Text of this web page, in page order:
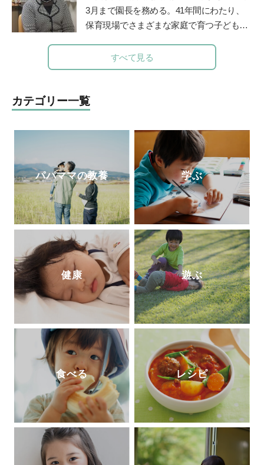
る。
http://kageyamahideo.com/
どもは幸せに育ちます』（小学館）、親向
けに『保育歴50年！愛子さんの子育てお悩
は、「みんなの学校」の木村泰子さんとの
対談『保育も教育も「教える」から「学
ごの木」HP
3月まで園長を務める。41年間にわたり、
保育現場でさまざまな家庭で育つ子どもと
定評がある。豊かな経験を活かして、『幼
稚園』（小学館刊）で育児相談コーナーを
ージを伝えてきた。
すべて見る
カテゴリー一覧
パパママの教養 学ぶ
健康 遊ぶ
食べる レシピ